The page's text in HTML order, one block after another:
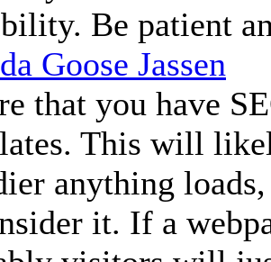
Be patient
Goose Jassen
that you have
This will
anything
it. If a